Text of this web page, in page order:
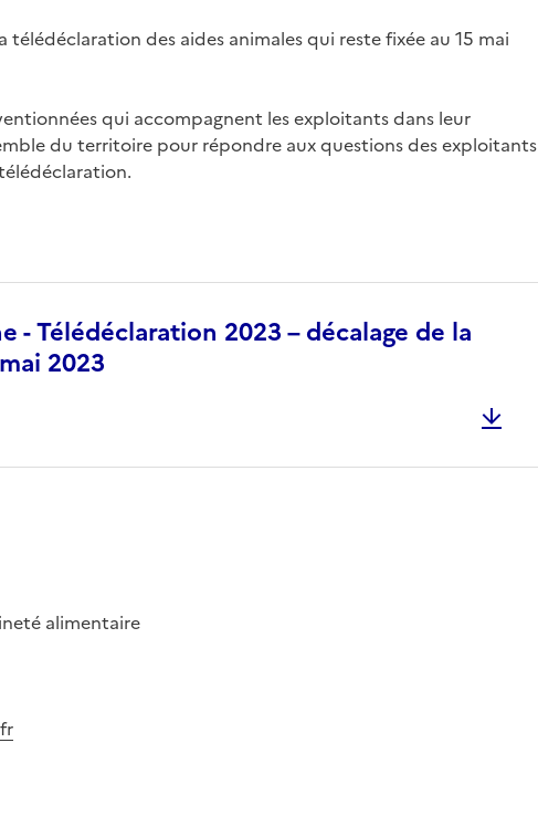
télédéclaration des aides animales qui reste fixée au 15 mai
qui accompagnent les exploitants dans leur
du territoire pour répondre aux questions des exploitants
- Télédéclaration 2023 – décalage de la
2023
alimentaire